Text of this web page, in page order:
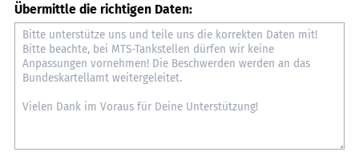
Übermittle die richtigen Daten: